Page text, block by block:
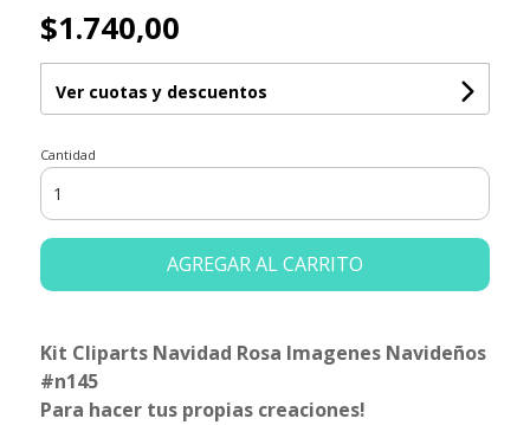
$1.740,00
Ver cuotas y descuentos
Cantidad
AGREGAR AL CARRITO
Kit Cliparts Navidad Rosa Imagenes Navideños
#n145
Para hacer tus propias creaciones!